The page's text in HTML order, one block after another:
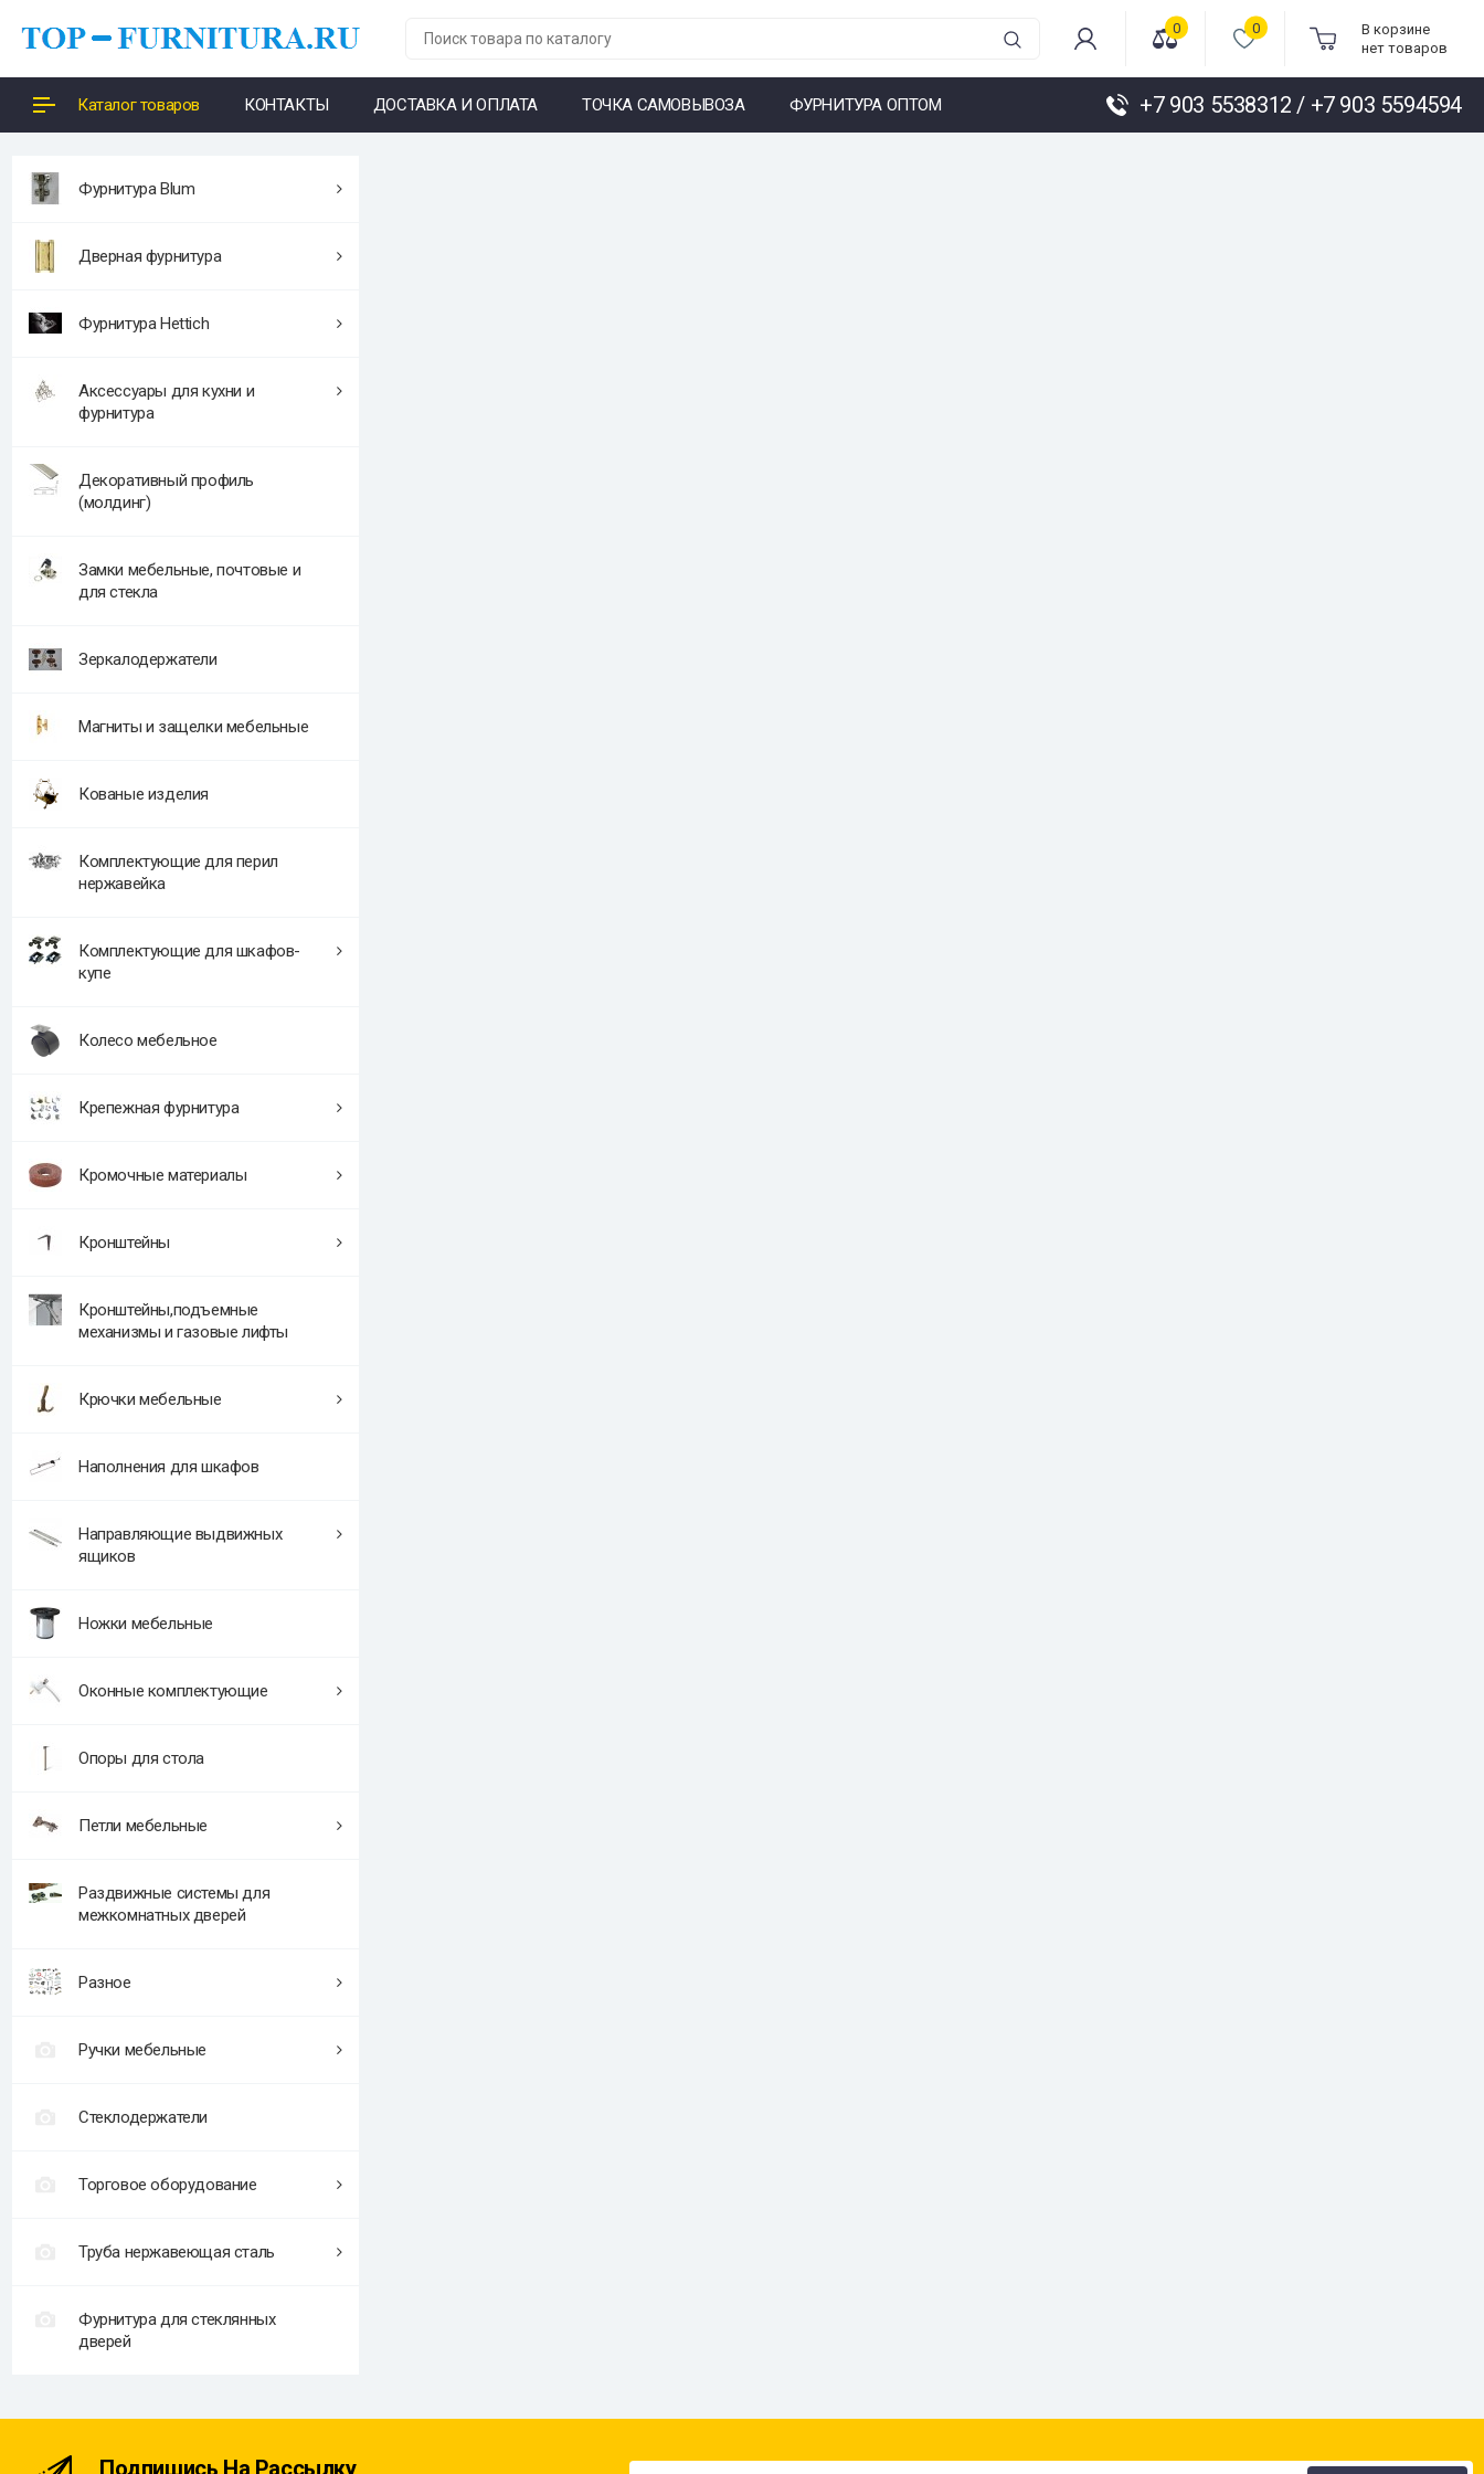
0 0
В корзине
нет товаров
Каталог товаров КОНТАКТЫ ДОСТАВКА И ОПЛАТА ТОЧКА САМОВЫВОЗА ФУРНИТУРА ОПТОМ +7 903 5538312 / +7 903 5594594
Фурнитура Blum
Дверная фурнитура
Фурнитура Hettich
Аксессуары для кухни и
фурнитура
Декоративный профиль
(молдинг)
Замки мебельные, почтовые и
для стекла
Зеркалодержатели
Магниты и защелки мебельные
Кованые изделия
Комплектующие для перил
нержавейка
Комплектующие для шкафов-
купе
Колесо мебельное
Крепежная фурнитура
Кромочные материалы
Кронштейны
Кронштейны,подъемные
механизмы и газовые лифты
Крючки мебельные
Наполнения для шкафов
Направляющие выдвижных
ящиков
Ножки мебельные
Оконные комплектующие
Опоры для стола
Петли мебельные
Раздвижные системы для
межкомнатных дверей
Разное
Ручки мебельные
Стеклодержатели
Торговое оборудование
Труба нержавеющая сталь
Фурнитура для стеклянных
дверей
Подпишись На Рассылку